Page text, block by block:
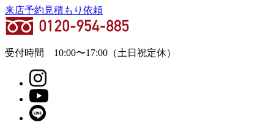
来店予約 見積もり依頼
受付時間 10:00〜17:00 （土日祝定休）